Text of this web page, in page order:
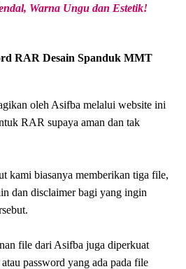
Warna Ungu dan Estetik!
RAR Desain Spanduk MMT
oleh Asifba melalui website ini
RAR supaya aman dan tak
kami biasanya memberikan tiga file,
dan disclaimer bagi yang ingin
file dari Asifba juga diperkuat
password yang ada pada file